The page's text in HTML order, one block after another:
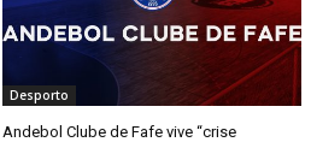
Desporto
Andebol Clube de Fafe vive “crise